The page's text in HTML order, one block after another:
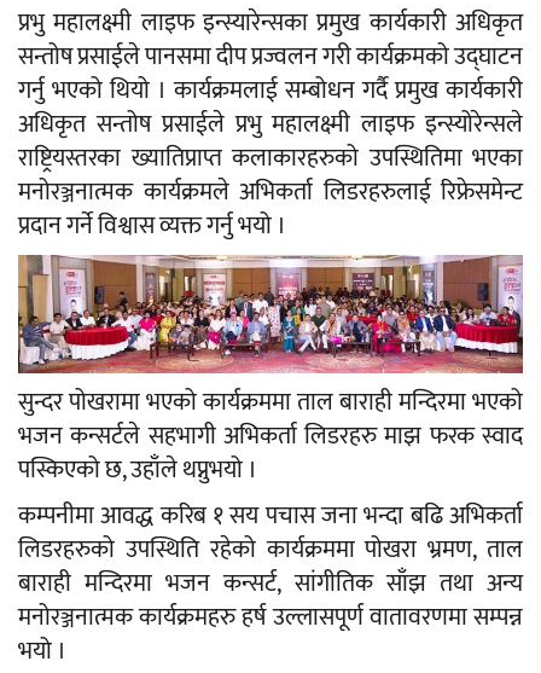
प्रभु महालक्ष्मी लाइफ इन्स्यारेन्सका प्रमुख कार्यकारी अधिकृत
सन्तोष प्रसाईले पानसमा दीप प्रज्वलन गरी कार्यक्रमको उद्घाटन
गर्नु भएको थियो । कार्यक्रमलाई सम्बोधन गर्दै प्रमुख कार्यकारी
अधिकृत सन्तोष प्रसाईले प्रभु महालक्ष्मी लाइफ इन्स्योरेन्सले
राष्ट्रियस्तरका ख्यातिप्राप्त कलाकारहरुको उपस्थितिमा भएका
मनोरञ्जनात्मक कार्यक्रमले अभिकर्ता लिडरहरुलाई रिफ्रेसमेन्ट
प्रदान गर्ने विश्वास व्यक्त गर्नु भयो ।
सुन्दर पोखरामा भएको कार्यक्रममा ताल बाराही मन्दिरमा भएको
भजन कन्सर्टले सहभागी अभिकर्ता लिडरहरु माझ फरक स्वाद
पस्किएको छ, उहाँले थप्नुभयो ।
कम्पनीमा आवद्ध करिब १ सय पचास जना भन्दा बढि अभिकर्ता
लिडरहरुको उपस्थिति रहेको कार्यक्रममा पोखरा भ्रमण, ताल
बाराही मन्दिरमा भजन कन्सर्ट, सांगीतिक साँझ तथा अन्य
मनोरञ्जनात्मक कार्यक्रमहरु हर्ष उल्लासपूर्ण वातावरणमा सम्पन्न
भयो ।